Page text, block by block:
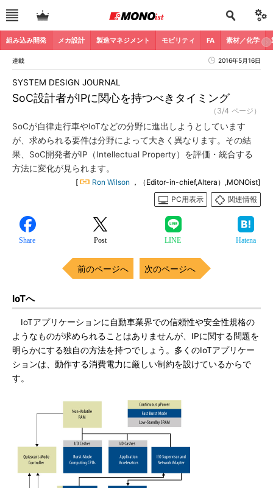
組み込み開発 メカ設計 製造マネジメント モビリティ FA 素材／化学
連載 2016年5月16日
SoC設計者がIPに関心を持つべきタイミング
SYSTEM DESIGN JOURNAL
（3/4 ページ）
SoCが自律走行車やIoTなどの分野に進出しようとしています
が、求められる要件は分野によって大きく異なります。その結
果、SoC開発者がIP（Intellectual Property）を評価・統合する
方法に変化が見られます。
[ Ron Wilson ，（Editor-in-chief,Altera）,MONOist]
PC用表示
関連情報
Share Post LINE Hatena
前のページへ 次のページへ
IoTへ
IoTアプリケーションに自動車業界での信頼性や安全性規格の
ようなものが求められることはありませんが、IPに関する問題を
明らかにする独自の方法を持つでしょう。多くのIoTアプリケー
ションは、動作する消費電力に厳しい制約を設けているからで
す。